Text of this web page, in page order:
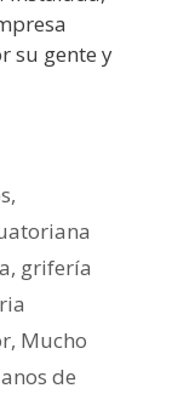
su gente y
,
, grifería
, Mucho
de